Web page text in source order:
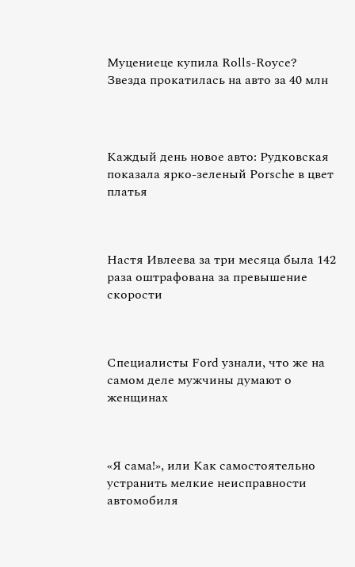
Муцениеце купила Rolls-Royce?
Звезда прокатилась на авто за 40 млн
Каждый день новое авто: Рудковская
показала ярко-зеленый Porsche в цвет
платья
Настя Ивлеева за три месяца была 142
раза оштрафована за превышение
скорости
Специалисты Ford узнали, что же на
самом деле мужчины думают о
женщинах
«Я сама!», или Как самостоятельно
устранить мелкие неисправности
автомобиля